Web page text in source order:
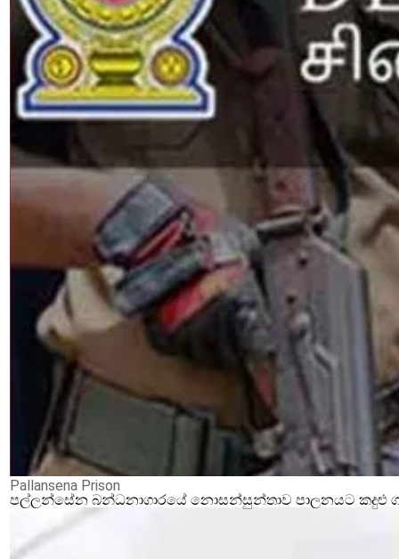
Pallansena Prison
පල්ලන්සේන බන්ධනාගාරයේ නොසන්සුන්තාව පාලනයට කදුළු